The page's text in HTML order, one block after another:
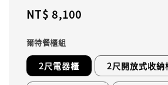
Regular
NT$ 8,100
爾特餐櫃組
2尺電器櫃 2尺開放式收納